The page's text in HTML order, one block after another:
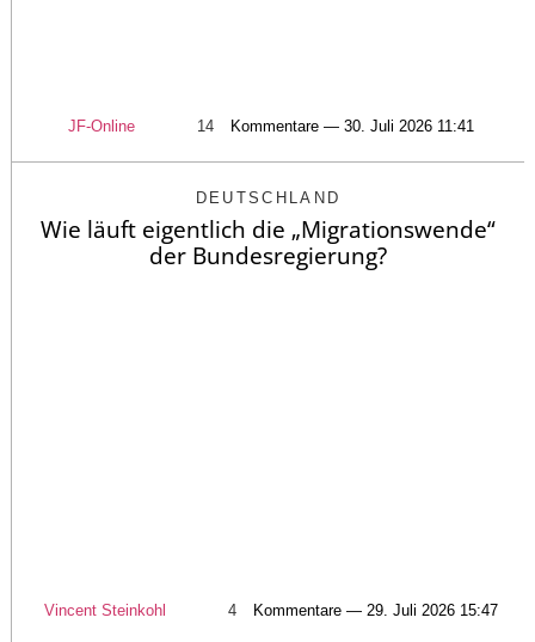
JF-Online 14 Kommentare — 30. Juli 2026 11:41
DEUTSCHLAND
Wie läuft eigentlich die „Migrationswende“
der Bundesregierung?
Vincent Steinkohl 4 Kommentare — 29. Juli 2026 15:47